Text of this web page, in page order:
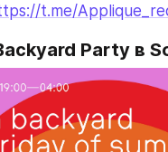
t.me/
Party в